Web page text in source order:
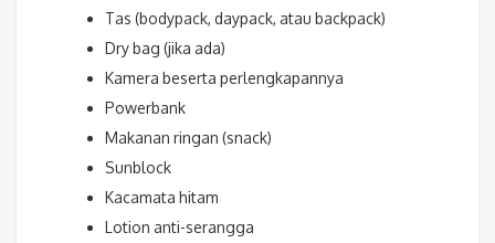
Tas (bodypack, daypack, atau backpack)
Dry bag (jika ada)
Kamera beserta perlengkapannya
Powerbank
Makanan ringan (snack)
Sunblock
Kacamata hitam
Lotion anti-serangga